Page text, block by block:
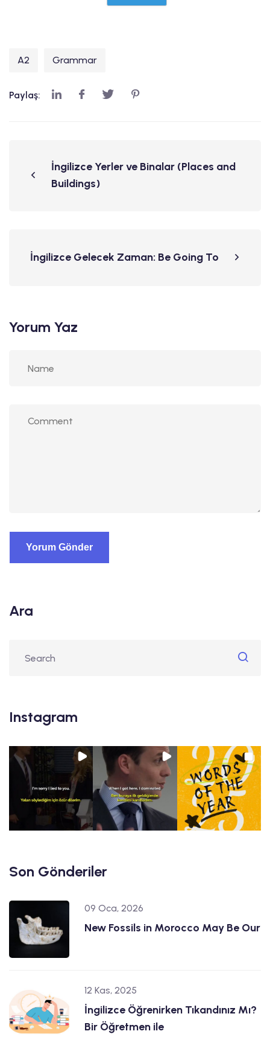
A2 Grammar
Paylaş:
İngilizce Yerler ve Binalar (Places and
Buildings)
İngilizce Gelecek Zaman: Be Going To
Yorum Yaz
Ara
Instagram
Son Gönderiler
09 Oca, 2026
New Fossils in Morocco May Be Our
12 Kas, 2025
İngilizce Öğrenirken Tıkandınız Mı?
Bir Öğretmen ile